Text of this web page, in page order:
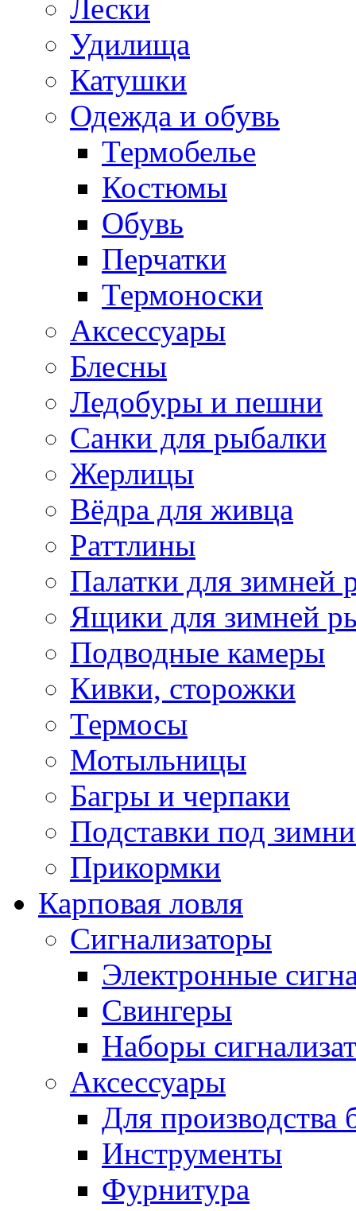
Лески
Удилища
Катушки
Одежда и обувь
Термобелье
Костюмы
Обувь
Перчатки
Термоноски
Аксессуары
Блесны
Ледобуры и пешни
Санки для рыбалки
Жерлицы
Вёдра для живца
Раттлины
Палатки для зимней
Ящики для зимней
Подводные камеры
Кивки, сторожки
Термосы
Мотыльницы
Багры и черпаки
Подставки под
Прикормки
Карповая ловля
Сигнализаторы
Электронные
Свингеры
Наборы
Аксессуары
Для производства
Инструменты
Фурнитура